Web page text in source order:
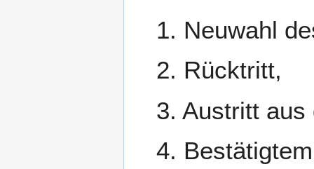
1. Neuwahl
2. Rücktritt,
3. Austritt
4.